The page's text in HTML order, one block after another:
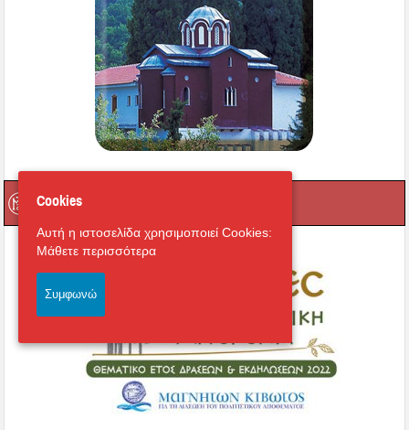
Cookies
Αυτή η ιστοσελίδα χρησιμοποιεί Cookies:
Μάθετε περισσότερα
Συμφωνώ